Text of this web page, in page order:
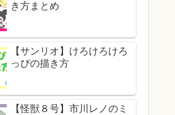
き方まとめ
【サンリオ】けろけろけろ
っぴの描き方
【怪獣８号】市川レノのミ